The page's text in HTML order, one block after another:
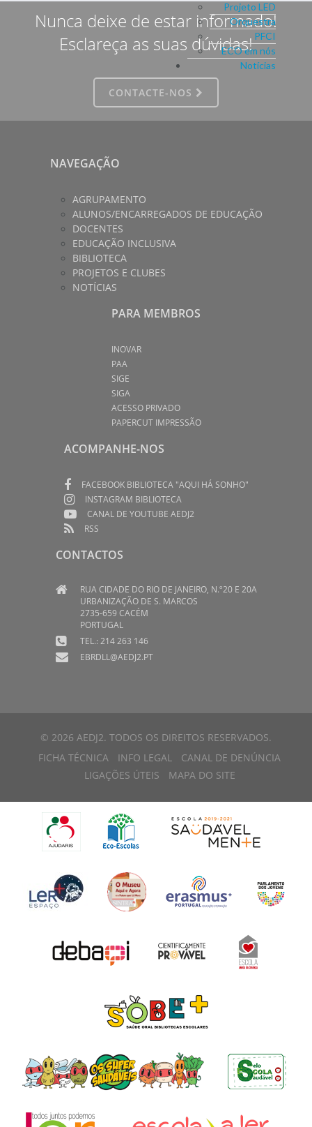
Projeto LED
Orquestra
PFCI
ECO em nós
Notícias
Nunca deixe de estar informado!
Esclareça as suas dúvidas!
CONTACTE-NOS
NAVEGAÇÃO
AGRUPAMENTO
ALUNOS/ENCARREGADOS DE EDUCAÇÃO
DOCENTES
EDUCAÇÃO INCLUSIVA
BIBLIOTECA
PROJETOS E CLUBES
NOTÍCIAS
PARA MEMBROS
INOVAR
PAA
SIGE
SIGA
ACESSO PRIVADO
PAPERCUT IMPRESSÃO
ACOMPANHE-NOS
FACEBOOK BIBLIOTECA "AQUI HÁ SONHO"
INSTAGRAM BIBLIOTECA
CANAL DE YOUTUBE AEDJ2
RSS
CONTACTOS
RUA CIDADE DO RIO DE JANEIRO, N.º20 E 20A
URBANIZAÇÃO DE S. MARCOS
2735-659 CACÉM
PORTUGAL
TEL.: 214 263 146
EBRDLL@AEDJ2.PT
© 2026 AEDJ2. TODOS OS DIREITOS RESERVADOS.
FICHA TÉCNICA
INFO LEGAL
CANAL DE DENÚNCIA
LIGAÇÕES ÚTEIS
MAPA DO SITE